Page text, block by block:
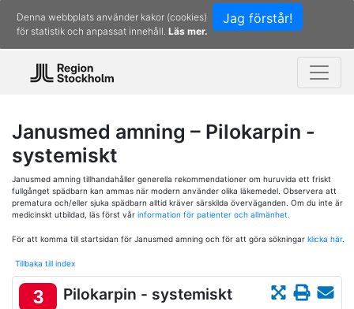
Jag förstår!
Denna webbplats använder kakor (cookies)
för statistik och anpassat innehåll. Läs mer.
Janusmed amning – Pilokarpin -
systemiskt
Janusmed amning tillhandahåller generella rekommendationer om huruvida ett friskt
fullgånget spädbarn kan ammas när modern använder olika läkemedel. Observera att
prematura och/eller sjuka spädbarn alltid kräver särskilda överväganden. Om du inte är
medicinskt utbildad, läs först vår information för patienter och allmänhet.
För att komma till startsidan för Janusmed amning och för att göra sökningar klicka här.
Tillbaka till index
3 Pilokarpin - systemiskt